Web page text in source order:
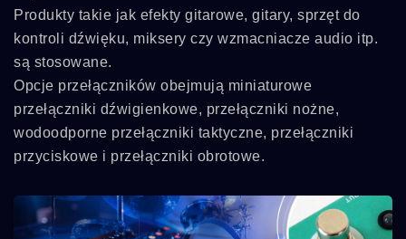
Produkty takie jak efekty gitarowe, gitary, sprzęt do
kontroli dźwięku, miksery czy wzmacniacze audio itp.
są stosowane.
Opcje przełączników obejmują miniaturowe
przełączniki dźwigienkowe, przełączniki nożne,
wodoodporne przełączniki taktyczne, przełączniki
przyciskowe i przełączniki obrotowe.